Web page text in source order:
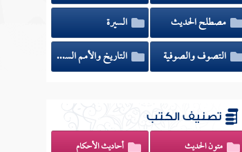
مصطلح الحديث
السيرة
التصوف والصوفية
التاريخ والأمم السابقة
تصنيف الكتب
متون الحديث أحاديث الأحكام